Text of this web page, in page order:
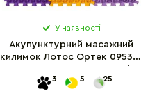
У наявності
Акупунктурний масажний
килимок Лотос Ортек 09534-
3 5 25